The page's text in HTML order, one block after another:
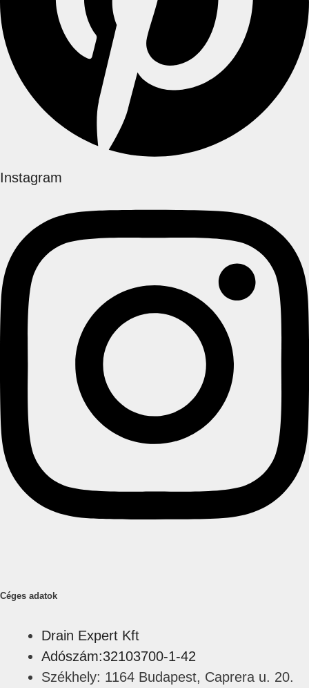
Instagram
Céges adatok
Drain Expert Kft
Adószám:32103700-1-42
Székhely: 1164 Budapest, Caprera u. 20.